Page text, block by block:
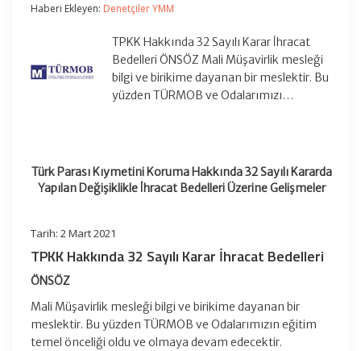
Haberi Ekleyen: Denetçiler YMM
TPKK Hakkında 32 Sayılı Karar İhracat
Bedelleri ÖNSÖZ Mali Müşavirlik mesleği
bilgi ve birikime dayanan bir meslektir. Bu
yüzden TÜRMOB ve Odalarımızı…
Türk Parası Kıymetini Koruma Hakkında 32 Sayılı Kararda
Yapılan Değişiklikle İhracat Bedelleri Üzerine Gelişmeler
Tarih: 2 Mart 2021
TPKK Hakkında 32 Sayılı Karar İhracat Bedelleri
ÖNSÖZ
Mali Müşavirlik mesleği bilgi ve birikime dayanan bir
meslektir. Bu yüzden TÜRMOB ve Odalarımızın eğitim
temel önceliği oldu ve olmaya devam edecektir.